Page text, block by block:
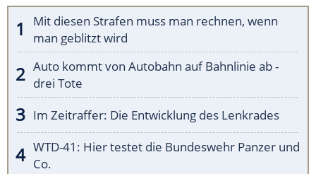
Mit diesen Strafen muss man rechnen, wenn
man geblitzt wird
Auto kommt von Autobahn auf Bahnlinie ab -
drei Tote
Im Zeitraffer: Die Entwicklung des Lenkrades
WTD-41: Hier testet die Bundeswehr Panzer und
Co.